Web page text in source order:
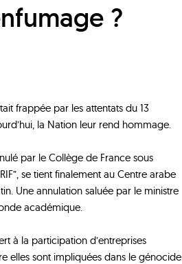
?
frappée par les attentats du 13
la Nation leur rend hommage.
par le Collège de France sous
se tient finalement au Centre arabe
Une annulation saluée par le ministre
académique.
à la participation d’entreprises
elles sont impliquées dans le génocide